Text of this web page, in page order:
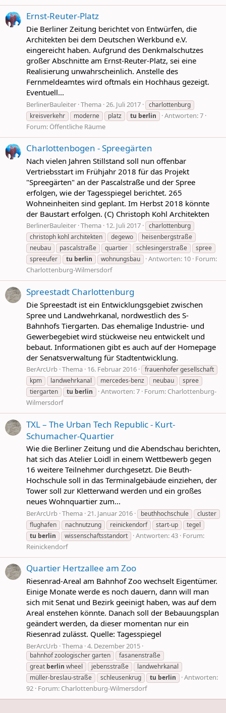
Ernst-Reuter-Platz
Die Berliner Zeitung berichtet von Entwürfen, die
Architekten bei dem Deutschen Werkbund e.V.
eingereicht haben. Aufgrund des Denkmalschutzes
großer Abschnitte am Ernst-Reuter-Platz, sei eine
Realisierung unwahrscheinlich. Anstelle des
Fernmeldeamtes wird oftmals ein Hochhaus gezeigt.
Eventuell...
BerlinerBauleiter Thema 26. Juli 2017
charlottenburg
kreisverkehr
moderne platz tu berlin
Antworten: 7
Forum: Öffentliche Räume
Charlottenbogen - Spreegärten
Nach vielen Jahren Stillstand soll nun offenbar
Vertriebsstart im Frühjahr 2018 für das Projekt
"Spreegärten" an der Pascalstraße und der Spree
erfolgen, wie der Tagesspiegel berichtet. 265
Wohneinheiten sind geplant. Im Herbst 2018 könnte
der Baustart erfolgen. (C) Christoph Kohl Architekten
BerlinerBauleiter Thema 12. Juli 2017
charlottenburg
christoph kohl architekten
degewo
heisenbergstraße
neubau
pascalstraße quartier schlesingerstraße
spree
spreeufer
tu berlin wohnungsbau Antworten: 10 Forum:
Charlottenburg-Wilmersdorf
Spreestadt Charlottenburg
Die Spreestadt ist ein Entwicklungsgebiet zwischen
Spree und Landwehrkanal, nordwestlich des S-
Bahnhofs Tiergarten. Das ehemalige Industrie- und
Gewerbegebiet wird stückweise neu entwickelt und
bebaut. Informationen gibt es auch auf der Homepage
der Senatsverwaltung für Stadtentwicklung.
BerArcUrb Thema 16. Februar 2016
frauenhofer gesellschaft
kpm
landwehrkanal mercedes-benz neubau
spree
tiergarten
tu berlin Antworten: 7 Forum: Charlottenburg-
Wilmersdorf
TXL – The Urban Tech Republic - Kurt-
Schumacher-Quartier
Wie die Berliner Zeitung und die Abendschau berichten,
hat sich das Atelier Loidl in einem Wettbewerb gegen
16 weitere Teilnehmer durchgesetzt. Die Beuth-
Hochschule soll in das Terminalgebäude einziehen, der
Tower soll zur Kletterwand werden und ein großes
neues Wohnquartier zum...
BerArcUrb Thema 21. Januar 2016 beuthhochschule
cluster
flughafen
nachnutzung reinickendorf start-up
tegel
tu berlin wissenschaftsstandort Antworten: 43 Forum:
Reinickendorf
Quartier Hertzallee am Zoo
Riesenrad-Areal am Bahnhof Zoo wechselt Eigentümer.
Einige Monate werde es noch dauern, dann will man
sich mit Senat und Bezirk geeinigt haben, was auf dem
Areal enstehen könnte. Danach soll der Bebauungsplan
geändert werden, da dieser momentan nur ein
Riesenrad zulässt. Quelle: Tagesspiegel
BerArcUrb Thema 4. Dezember 2015
bahnhof zoologischer garten
fasanenstraße
great berlin wheel jebensstraße
landwehrkanal
müller-breslau-straße
schleusenkrug tu berlin
Antworten:
92 Forum: Charlottenburg-Wilmersdorf